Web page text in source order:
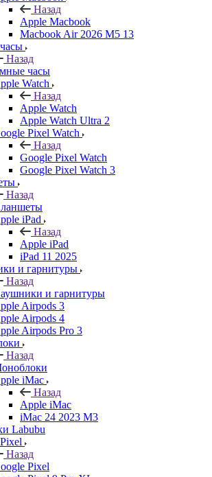
Назад
Apple Macbook
Macbook Air 2026 M5 13
Назад
часы
Watch
Назад
Apple Watch
Apple Watch Ultra 2
Pixel Watch
Назад
Google Pixel Watch
Google Pixel Watch 3
Назад
iPad
Назад
Apple iPad
iPad 11 2025
и гарнитуры
Назад
и гарнитуры
Airpods 3
Airpods 4
Airpods Pro 3
Назад
iMac
Назад
Apple iMac
iMac 24 2023 M3
Labubu
Назад
Pixel